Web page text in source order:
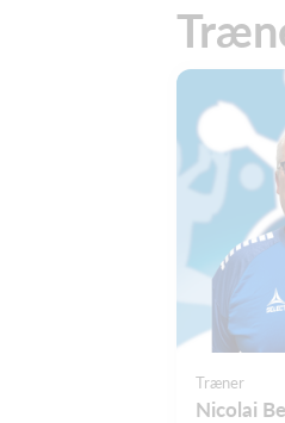
Træner
Nicolai